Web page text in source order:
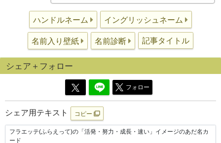
ハンドルネーム イングリッシュネーム
名前入り壁紙 名前診断 記事タイトル
シェア＋フォロー
フォロー
シェア用テキスト コピー